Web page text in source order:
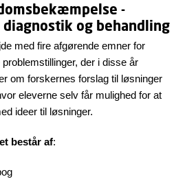
-
og behandling
med fire afgørende emner for
der i disse år
om forskernes forslag til løsninger
eleverne selv får mulighed for at
ideer til løsninger.
består af: